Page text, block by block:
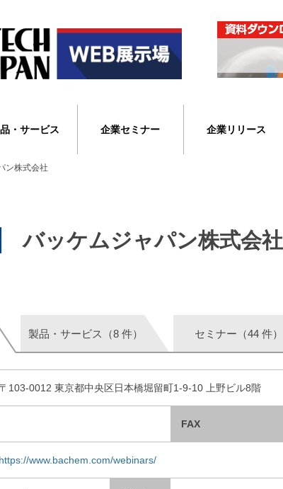
・サービス 企業セミナー 企業リリース
ン株式会社
バッケムジャパン株式会社
製品・サービス（8 件） セミナー（44 件）
〒103-0012 東京都中央区日本橋堀留町1-9-10 上野ビル8階
FAX
https://www.bachem.com/webinars/